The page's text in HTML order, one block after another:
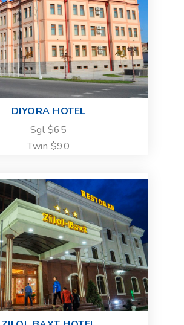
DIYORA HOTEL
Sgl $65
Twin $90